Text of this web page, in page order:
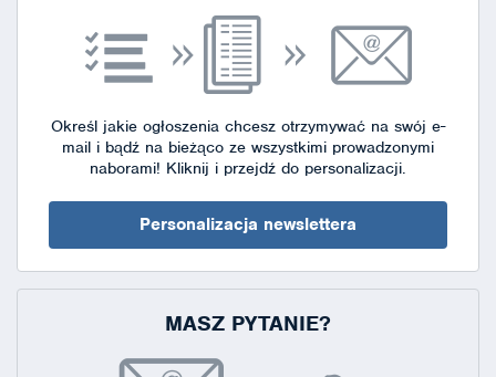
Określ jakie ogłoszenia chcesz otrzymywać na swój e-
mail i bądź na bieżąco ze wszystkimi prowadzonymi
naborami! Kliknij i przejdź do personalizacji.
Personalizacja newslettera
MASZ PYTANIE?